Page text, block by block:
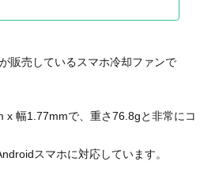
販売しているスマホ冷却ファンで
x 幅1.77mmで、重さ76.8gと非常にコ
スマホに対応しています。